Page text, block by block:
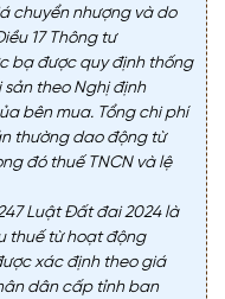
chuyển nhượng và do
17 Thông tư
bạ được quy định thống
theo Nghị định
bên mua. Tổng chi phí
thường dao động từ
đó thuế TNCN và lệ
Luật Đất đai 2024 là
thuế từ hoạt động
xác định theo giá
dân cấp tỉnh ban